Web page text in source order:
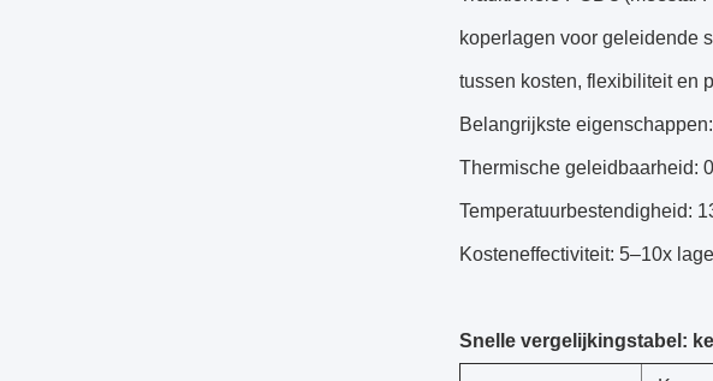
koperlagen voor geleidende
tussen kosten, flexibiliteit en
Belangrijkste eigenschappen:
Thermische geleidbaarheid:
Temperatuurbestendigheid:
Kosteneffectiviteit: 5–10x
Snelle vergelijkingstabel: